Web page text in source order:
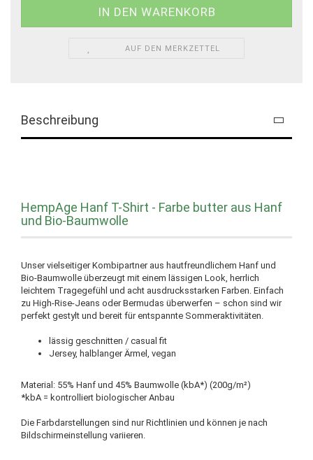
AUF DEN MERKZETTEL
Beschreibung
HempAge Hanf T-Shirt - Farbe butter aus Hanf
und Bio-Baumwolle
Unser vielseitiger Kombipartner aus hautfreundlichem Hanf und
Bio-Baumwolle überzeugt mit einem lässigen Look, herrlich
leichtem Tragegefühl und acht ausdrucksstarken Farben. Einfach
zu High-Rise-Jeans oder Bermudas überwerfen – schon sind wir
perfekt gestylt und bereit für entspannte Sommeraktivitäten.
lässig geschnitten / casual fit
Jersey, halblanger Ärmel, vegan
Material: 55% Hanf und 45% Baumwolle (kbA*) (200g/m²)
*kbA = kontrolliert biologischer Anbau
Die Farbdarstellungen sind nur Richtlinien und können je nach
Bildschirmeinstellung variieren.